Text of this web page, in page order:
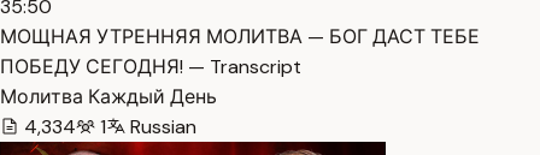
35:50
МОЩНАЯ УТРЕННЯЯ МОЛИТВА — БОГ ДАСТ ТЕБЕ
ПОБЕДУ СЕГОДНЯ! — Transcript
Молитва Каждый День
4,334
1 Russian